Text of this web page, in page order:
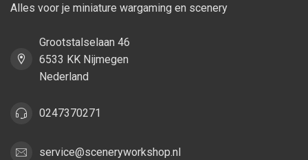
Alles voor je miniature wargaming en scenery
Grootstalselaan 46
6533 KK Nijmegen
Nederland
0247370271
service@sceneryworkshop.nl